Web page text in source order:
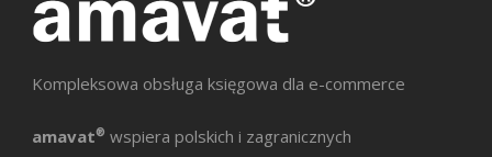
Kompleksowa obsługa księgowa dla e-commerce
amavat® wspiera polskich i zagranicznych